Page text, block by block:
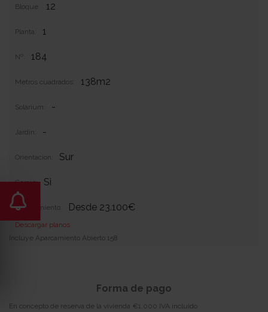
Bloque: 12
Planta: 1
Nº: 184
Metros cuadrados: 138m2
Solarium: -
Jardin: -
Orientacion: Sur
Garaje: Si
Equipamiento: Desde 23.100€
Descargar planos
Incluye Aparcamiento Abierto 158
Forma de pago
En concepto de reserva de la vivienda €1.000 IVA incluido